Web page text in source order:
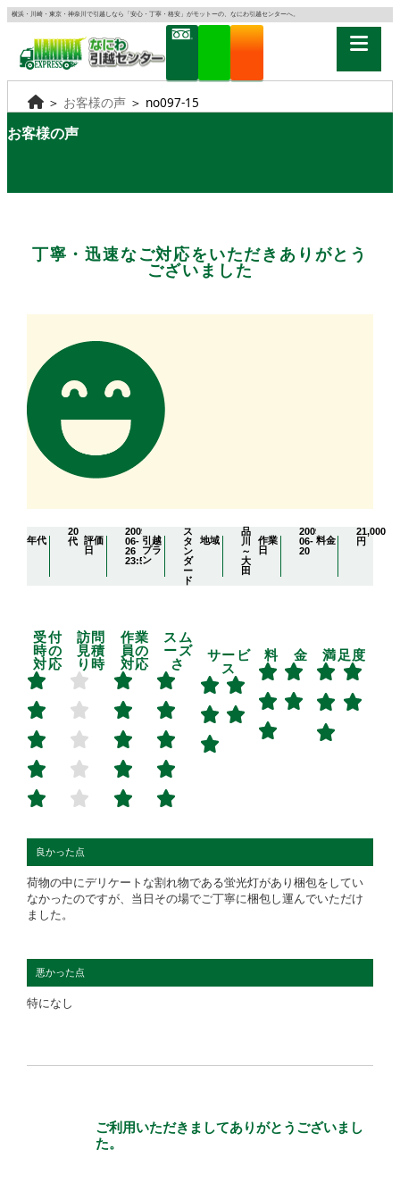
横浜・川崎・東京・神奈川で引越しなら「安心・丁寧・格安」がモットーの、なにわ引越センターへ。
＞ お客様の声＞ no097-15
お客様の声
丁寧・迅速なご対応をいただきありがとう
ございました
年代
20
代
評価
日
2009-
06-
26
23:59:31
引越
プラ
ン
ス
タ
ン
ダ
ー
ド
地域
品
川
～
大
田
作業
日
2009-
06-
20
料金
21,000
円
受付
時の
対応
訪問
見積
り時
作業
員の
対応
スム
ーズ
さ
サービ
ス
料 金 満足度
良かった点
荷物の中にデリケートな割れ物である蛍光灯があり梱包をしてい
なかったのですが、当日その場でご丁寧に梱包し運んでいただけ
ました。
悪かった点
特になし
ご利用いただきましてありがとうございまし
た。